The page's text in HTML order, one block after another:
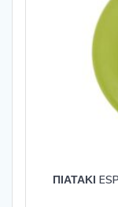
ΠΙΑΤΑΚΙ